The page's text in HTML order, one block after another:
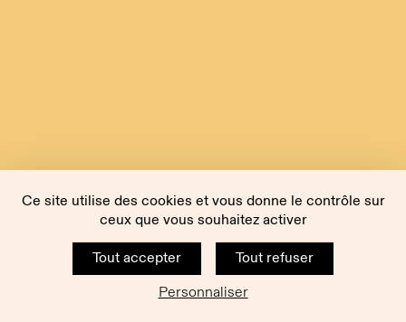
Ce site utilise des cookies et vous donne le contrôle sur
ceux que vous souhaitez activer
Tout accepter
Tout refuser
Personnaliser